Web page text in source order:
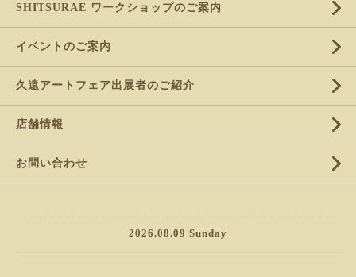
SHITSURAE ワークショップのご案内
イベントのご案内
久遠アートフェア出展者のご紹介
店舗情報
お問い合わせ
2026.08.09 Sunday